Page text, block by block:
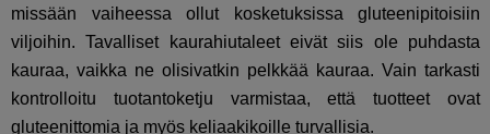
missään vaiheessa ollut kosketuksissa gluteenipitoisiin
viljoihin. Tavalliset kaurahiutaleet eivät siis ole puhdasta
kauraa, vaikka ne olisivatkin pelkkää kauraa. Vain tarkasti
kontrolloitu tuotantoketju varmistaa, että tuotteet ovat
gluteenittomia ja myös keliaakikoille turvallisia.